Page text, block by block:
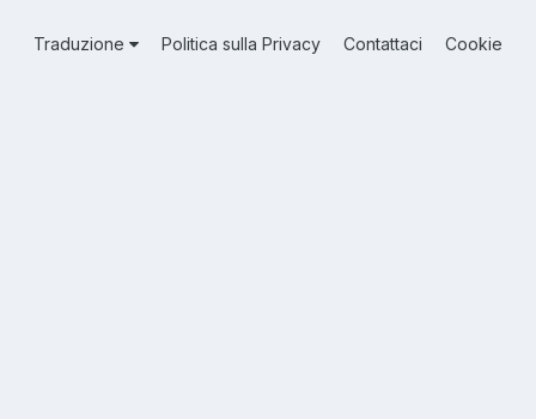
Traduzione Politica sulla Privacy Contattaci Cookie